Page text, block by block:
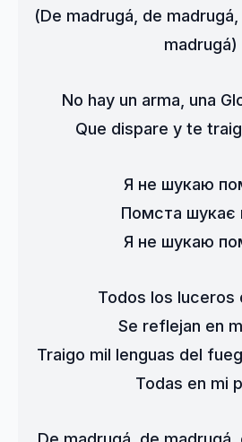
(De madrugá, de
madrugá)
No hay un arma, una
Que dispare y te
Я не шукаю
Помста шукає
Я не шукаю
Todos los luceros
Se reflejan en
Traigo mil lenguas del
Todas en mi